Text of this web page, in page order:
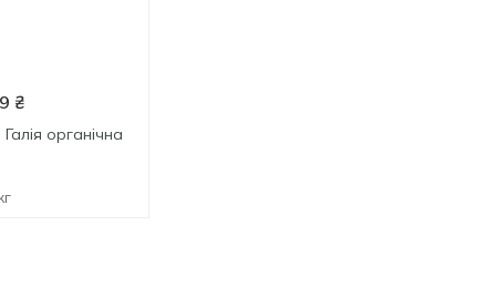
₴
органічна